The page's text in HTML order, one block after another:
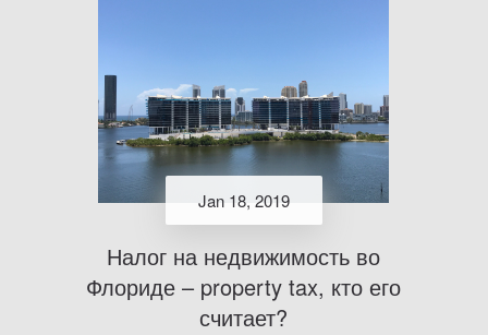
Jan 18, 2019
Налог на недвижимость во
Флориде – property tax, кто его
считает?